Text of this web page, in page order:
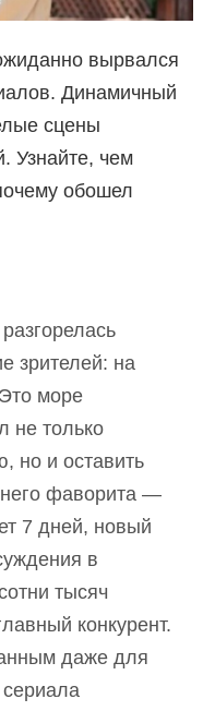
вырвался
Динамичный
сцены
Узнайте, чем
обошел
зрителей: на
море
не только
но и оставить
фаворита —
7 дней, новый
в
тысяч
конкурент.
даже для
сериала